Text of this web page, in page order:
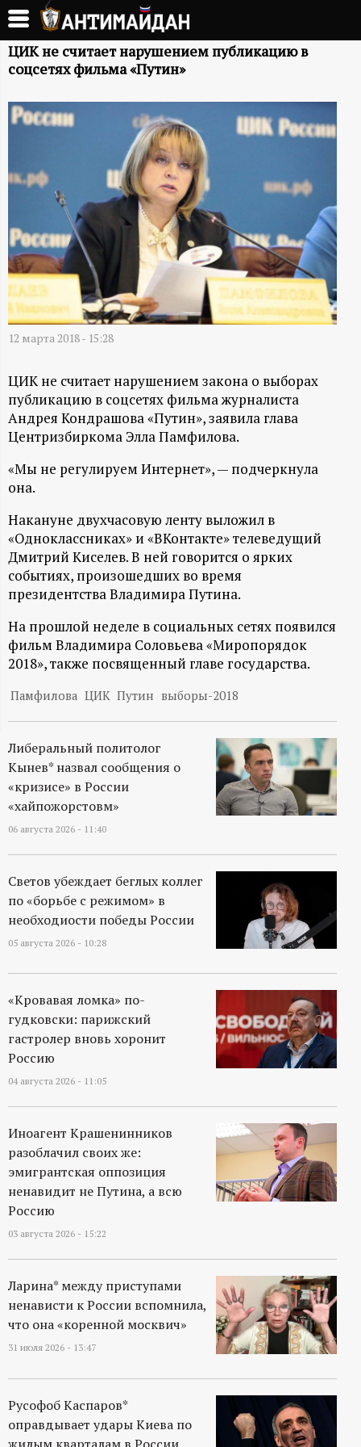
Перейти
основному
содержанию
А
Т
И
А
Й
Д
Н
-
и
н
ф
о
р
м
а
ц
и
о
н
н
ы
й
п
о
р
т
а
л
ЦИК не считает нарушением публикацию в
соцсетях фильма «Путин»
12 марта 2018 - 15:28
ЦИК не считает нарушением закона о выборах
публикацию в соцсетях фильма журналиста
Андрея Кондрашова «Путин», заявила глава
Центризбиркома Элла Памфилова.
«Мы не регулируем Интернет», — подчеркнула
она.
Накануне двухчасовую ленту выложил в
«Одноклассниках» и «ВКонтакте» телеведущий
Дмитрий Киселев. В ней говорится о ярких
событиях, произошедших во время
президентства Владимира Путина.
На прошлой неделе в социальных сетях появился
фильм Владимира Соловьева «Миропорядок
2018», также посвященный главе государства.
Памфилова ЦИК Путин выборы-2018
Либеральный политолог
Кынев* назвал сообщения о
«кризисе» в России
«хайпожорстовм»
06 августа 2026 - 11:40
Светов убеждает беглых коллег
по «борьбе с режимом» в
необходиости победы России
05 августа 2026 - 10:28
«Кровавая ломка» по-
гудковски: парижский
гастролер вновь хоронит
Россию
04 августа 2026 - 11:05
Иноагент Крашенинников
разоблачил своих же:
эмигрантская оппозиция
ненавидит не Путина, а всю
Россию
03 августа 2026 - 15:22
Ларина* между приступами
ненависти к России вспомнила,
что она «коренной москвич»
31 июля 2026 - 13:47
Русофоб Каспаров*
оправдывает удары Киева по